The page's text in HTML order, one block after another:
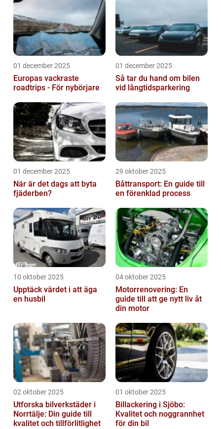
01 december 2025
Europas vackraste
roadtrips - För nybörjare
01 december 2025
Så tar du hand om bilen
vid långtidsparkering
01 december 2025
När är det dags att byta
fjäderben?
29 oktober 2025
Båttransport: En guide till
en förenklad process
10 oktober 2025
Upptäck värdet i att äga
en husbil
04 oktober 2025
Motorrenovering: En
guide till att ge nytt liv åt
din motor
02 oktober 2025
Utforska bilverkstäder i
Norrtälje: Din guide till
kvalitet och tillförlitlighet
01 oktober 2025
Billackering i Sjöbo:
Kvalitet och noggrannhet
för din bil